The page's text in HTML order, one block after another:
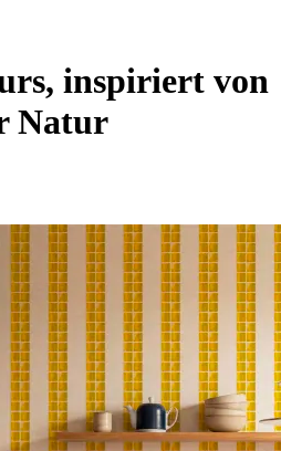
inspiriert von
Natur